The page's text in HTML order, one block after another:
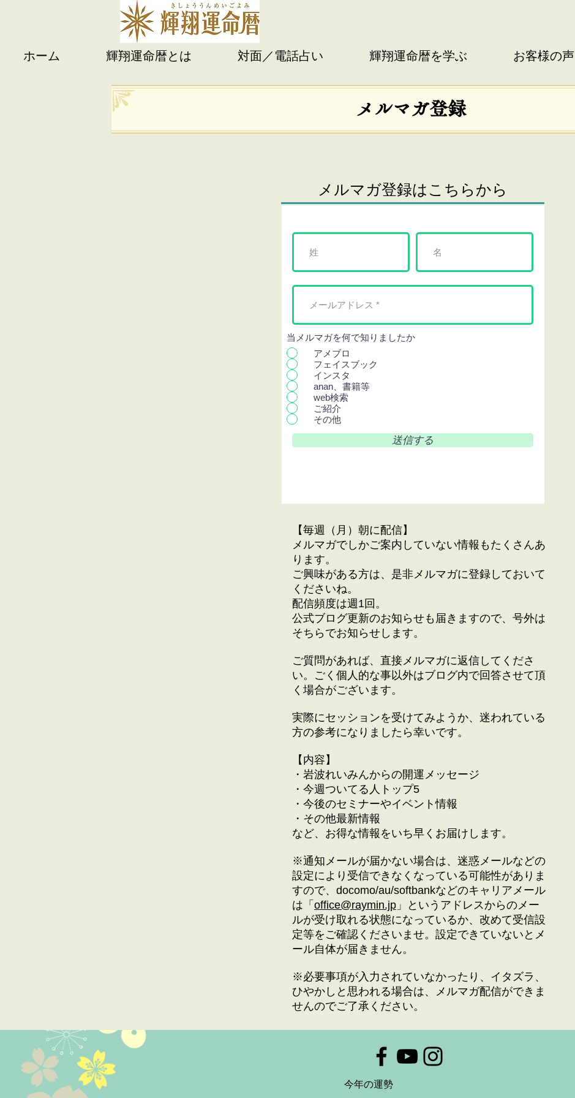
ホーム 輝翔運命暦とは 対面／電話占い 輝翔運命暦を学ぶ お客様の声
メルマガ登録
メルマガ登録はこちらから
当メルマガを何で知りましたか
アメブロ
フェイスブック
インスタ
anan、書籍等
web検索
ご紹介
その他
送信する
【毎週（月）朝に配信】
メルマガでしかご案内していない情報もたくさんあ
ります。
ご興味がある方は、是非メルマガに登録しておいて
くださいね。
配信頻度は週1回。
公式ブログ更新のお知らせも届きますので、号外は
そちらでお知らせします。
ご質問があれば、直接メルマガに返信してくださ
い。ごく個人的な事以外はブログ内で回答させて頂
く場合がございます。
実際にセッションを受けてみようか、迷われている
方の参考になりましたら幸いです。
【内容】
・岩波れいみんからの開運メッセージ
・今週ついてる人トップ5
・今後のセミナーやイベント情報
・その他最新情報
など、お得な情報をいち早くお届けします。
※通知メールが届かない場合は、迷惑メールなどの
設定により受信できなくなっている可能性がありま
すので、docomo/au/softbankなどのキャリアメール
は「 office@raymin.jp 」というアドレスからのメー
ルが受け取れる状態になっているか、改めて受信設
定等をご確認くださいませ。設定できていないとメ
ール自体が届きません。
※必要事項が入力されていなかったり、イタズラ、
ひやかしと思われる場合は、メルマガ配信ができま
せんのでご了承ください。
今年の運勢